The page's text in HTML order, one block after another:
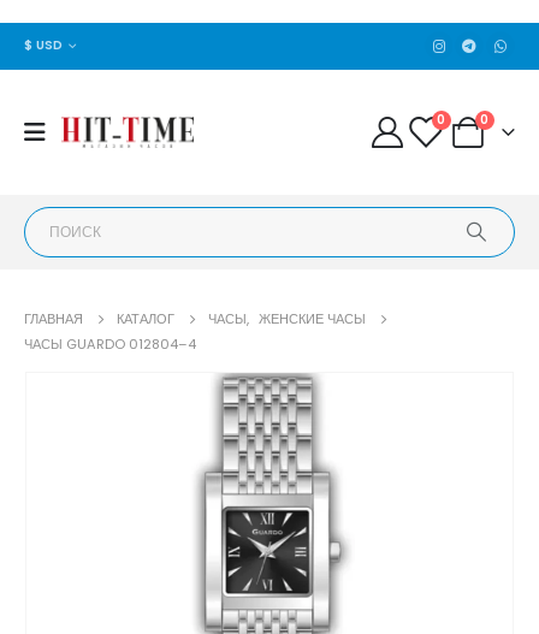
$ USD
0 0
ГЛАВНАЯ КАТАЛОГ ЧАСЫ, ЖЕНСКИЕ ЧАСЫ
ЧАСЫ GUARDO 012804–4